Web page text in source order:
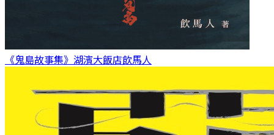
《鬼島故事集》湖濱大飯店飲馬人